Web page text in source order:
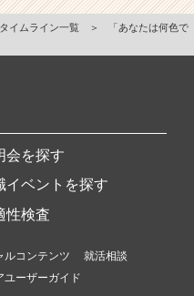
タイムライン一覧 ＞
「あなたは何色で
会を探す
イベントを探す
性検査
ルコンテンツ
就活相談
ユーザーガイド